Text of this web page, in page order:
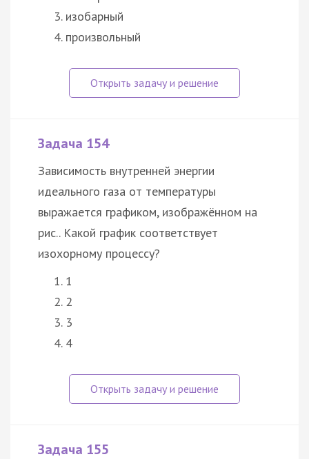
изобарный
произвольный
Задача 154
Зависимость внутренней энергии
идеального газа от температуры
выражается графиком, изображённом на
рис.. Какой график соответствует
изохорному процессу?
1
2
3
4
Задача 155